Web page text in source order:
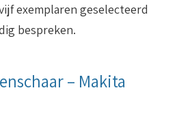
exemplaren geselecteerd
bespreken.
– Makita